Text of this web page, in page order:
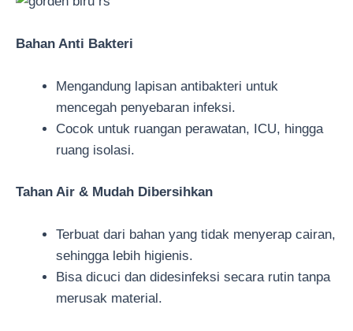
Bahan Anti Bakteri
Mengandung lapisan antibakteri untuk
mencegah penyebaran infeksi.
Cocok untuk ruangan perawatan, ICU, hingga
ruang isolasi.
Tahan Air & Mudah Dibersihkan
Terbuat dari bahan yang tidak menyerap cairan,
sehingga lebih higienis.
Bisa dicuci dan didesinfeksi secara rutin tanpa
merusak material.